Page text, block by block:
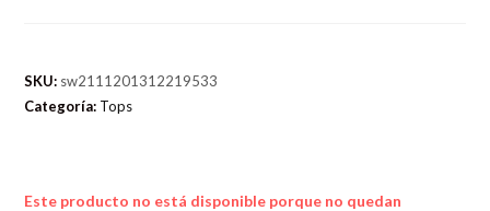
SKU: sw2111201312219533
Categoría: Tops
Este producto no está disponible porque no quedan